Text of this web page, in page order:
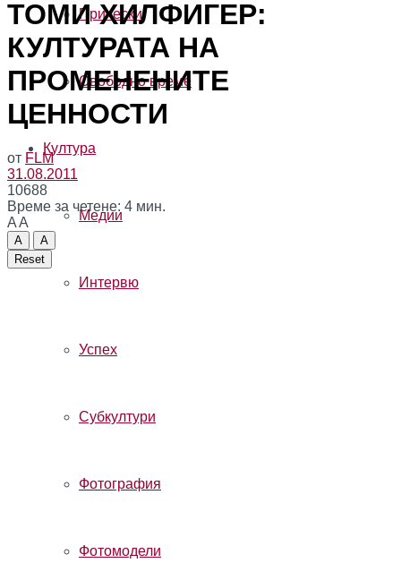
Прически
Свободно време
Култура
Медии
Интервю
Успех
Субкултури
Фотография
Фотомодели
ТОМИ ХИЛФИГЕР:
КУЛТУРАТА НА
ПРОМЕНЕНИТЕ
ЦЕННОСТИ
от FLM
31.08.2011
10688
Време за четене: 4 мин.
AA
A
A
Reset